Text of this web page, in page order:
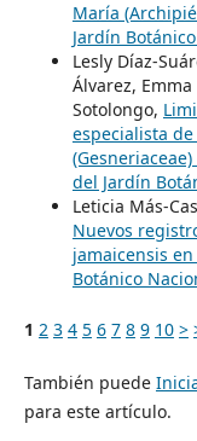
María
Jardín
Lesly Díaz-
Álvarez,
Sotolongo,
especialista
del Jardín
Leticia Más-
Nuevos
jamaicensis
Botánico
1 2 3 4 5 6 7 8 9 10 >
También puede
para este artículo.